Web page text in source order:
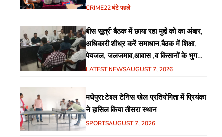
CRIME22 घंटे पहले
बीस सूत्री बैठक में छाया रहा मुद्दों को का अंबार,
अधिकारी शीध्र करें समाधान,बैठक में शिक्षा,
पेयजल, जलजमाव,आवास ,व किसानों के भुगतान
का उठा मुद्दा
LATEST NEWSAUGUST 7, 2026
मधेपुरा:टेबल टेनिस खेल प्रतियोगिता में प्रियंका
ने हासिल किया तीसरा स्थान
SPORTSAUGUST 7, 2026